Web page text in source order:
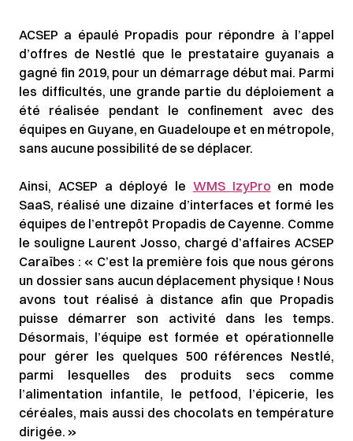
ACSEP a épaulé Propadis pour répondre à l’appel
d’offres de Nestlé que le prestataire guyanais a
gagné fin 2019, pour un démarrage début mai. Parmi
les difficultés, une grande partie du déploiement a
été réalisée pendant le confinement avec des
équipes en Guyane, en Guadeloupe et en métropole,
sans aucune possibilité de se déplacer.
Ainsi, ACSEP a déployé le WMS IzyPro en mode
SaaS, réalisé une dizaine d’interfaces et formé les
équipes de l’entrepôt Propadis de Cayenne. Comme
le souligne Laurent Josso, chargé d’affaires ACSEP
Caraïbes : « C’est la première fois que nous gérons
un dossier sans aucun déplacement physique ! Nous
avons tout réalisé à distance afin que Propadis
puisse démarrer son activité dans les temps.
Désormais, l’équipe est formée et opérationnelle
pour gérer les quelques 500 références Nestlé,
parmi lesquelles des produits secs comme
l’alimentation infantile, le petfood, l’épicerie, les
céréales, mais aussi des chocolats en température
dirigée. »